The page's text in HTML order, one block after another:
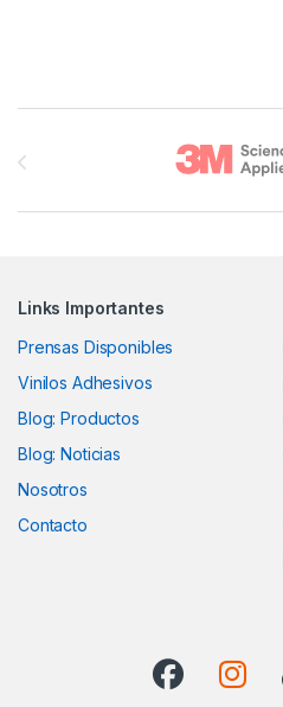
Links Importantes
Prensas Disponibles
Vinilos Adhesivos
Blog: Productos
Blog: Noticias
Nosotros
Contacto